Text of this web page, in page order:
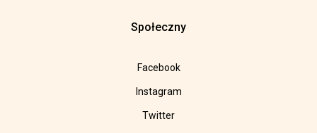
Społeczny
Facebook
Instagram
Twitter